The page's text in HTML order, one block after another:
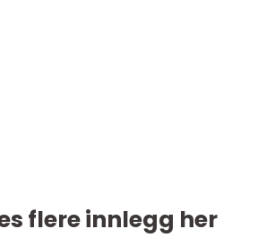
flere innlegg her